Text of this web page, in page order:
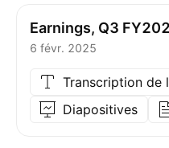
Earnings, Q3
6 févr. 2025
Transcription de
Diapositives